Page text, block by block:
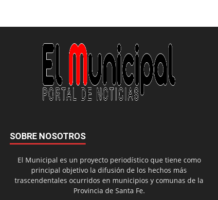
SOBRE NOSOTROS
El Municipal es un proyecto periodístico que tiene como
principal objetivo la difusión de los hechos más
trascendentales ocurridos en municipios y comunas de la
Provincia de Santa Fe.